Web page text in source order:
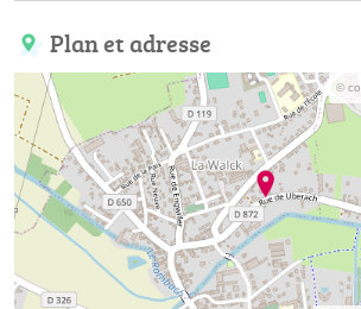
Plan et adresse
©